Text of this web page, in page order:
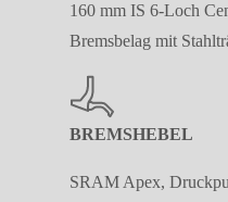
160 mm IS 6-Loch
Bremsbelag mit
BREMSHEBEL
SRAM Apex,